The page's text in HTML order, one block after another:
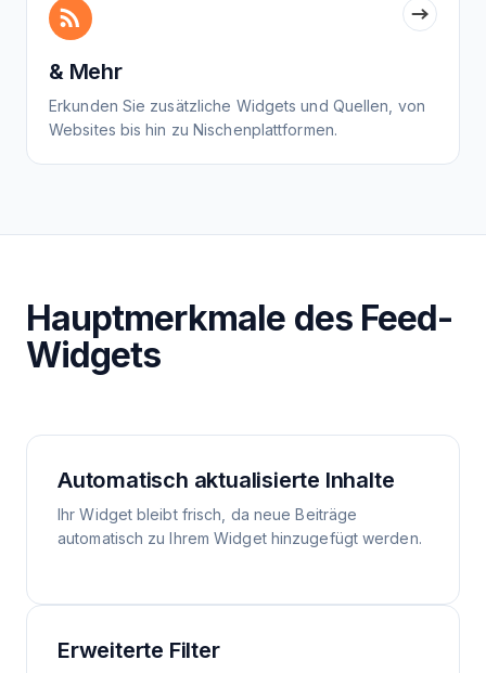
& Mehr
Erkunden Sie zusätzliche Widgets und Quellen, von
Websites bis hin zu Nischenplattformen.
Hauptmerkmale des Feed-
Widgets
Automatisch aktualisierte Inhalte
Ihr Widget bleibt frisch, da neue Beiträge
automatisch zu Ihrem Widget hinzugefügt werden.
Erweiterte Filter